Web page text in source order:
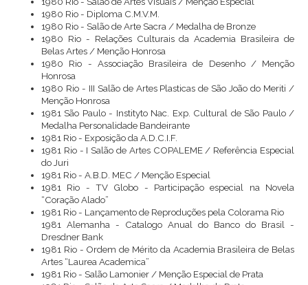
1980 Rio - Diploma C.M.V.M.
1980 Rio - Salão de Arte Sacra / Medalha de Bronze
1980 Rio - Relações Culturais da Academia Brasileira de
Belas Artes / Menção Honrosa
1980 Rio - Associação Brasileira de Desenho / Menção
Honrosa
1980 Rio - III Salão de Artes Plasticas de São João do Meriti /
Menção Honrosa
1981 São Paulo - Instityto Nac. Exp. Cultural de São Paulo /
Medalha Personalidade Bandeirante
1981 Rio - Exposição da A.D.C.I.F.
1981 Rio - I Salão de Artes COPALEME / Referência Especial
do Juri
1981 Rio - A.B.D. MEC / Menção Especial
1981 Rio - TV Globo - Participação especial na Novela
“Coração Alado”
1981 Rio - Lançamento de Reproduções pela Colorama Rio
1981 Alemanha - Catalogo Anual do Banco do Brasil -
Dresdner Bank
1981 Rio - Ordem de Mérito da Academia Brasileira de Belas
Artes “Laurea Academica”
1981 Rio - Salão Lamonier / Menção Especial de Prata